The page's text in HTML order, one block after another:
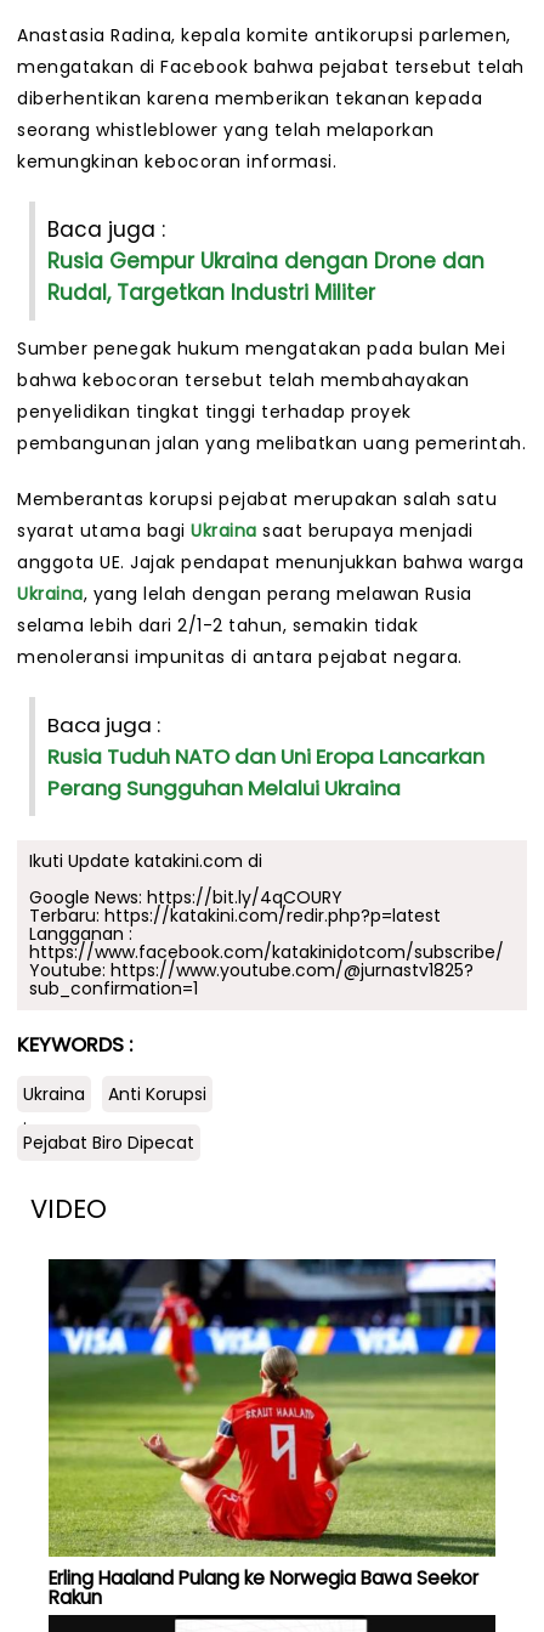
Anastasia Radina, kepala komite antikorupsi parlemen,
mengatakan di Facebook bahwa pejabat tersebut telah
diberhentikan karena memberikan tekanan kepada
seorang whistleblower yang telah melaporkan
kemungkinan kebocoran informasi.
Baca juga :
Rusia Gempur Ukraina dengan Drone dan
Rudal, Targetkan Industri Militer
Sumber penegak hukum mengatakan pada bulan Mei
bahwa kebocoran tersebut telah membahayakan
penyelidikan tingkat tinggi terhadap proyek
pembangunan jalan yang melibatkan uang pemerintah.
Memberantas korupsi pejabat merupakan salah satu
syarat utama bagi Ukraina saat berupaya menjadi
anggota UE. Jajak pendapat menunjukkan bahwa warga
Ukraina, yang lelah dengan perang melawan Rusia
selama lebih dari 2/1-2 tahun, semakin tidak
menoleransi impunitas di antara pejabat negara.
Baca juga :
Rusia Tuduh NATO dan Uni Eropa Lancarkan
Perang Sungguhan Melalui Ukraina
Ikuti Update katakini.com di
Google News: https://bit.ly/4qCOURY
Terbaru: https://katakini.com/redir.php?p=latest
Langganan :
https://www.facebook.com/katakinidotcom/subscribe/
Youtube: https://www.youtube.com/@jurnastv1825?
sub_confirmation=1
KEYWORDS :
Ukraina
Anti Korupsi
.
Pejabat Biro Dipecat
VIDEO
Erling Haaland Pulang ke Norwegia Bawa Seekor
Rakun